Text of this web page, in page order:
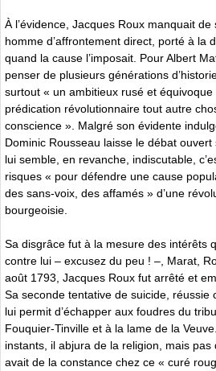
À l’évidence, Jacques Roux manquait
homme d’affrontement direct, porté à la
quand la cause l’imposait. Pour Albert
penser de plusieurs générations
surtout « un ambitieux rusé et
prédication révolutionnaire tout autre
conscience ». Malgré son évidente
Dominic Rousseau laisse le débat
lui semble, en revanche, indiscutable,
risques « pour défendre une cause
des sans-voix, des affamés » d’une
bourgeoisie.
Sa disgrâce fut à la mesure des intérêts
contre lui – excusez du peu ! –, Marat,
août 1793, Jacques Roux fut arrêté et
Sa seconde tentative de suicide, réussie
lui permit d’échapper aux foudres du
Fouquier-Tinville et à la lame de la
instants, il abjura de la religion, mais
avait de la constance chez ce « curé